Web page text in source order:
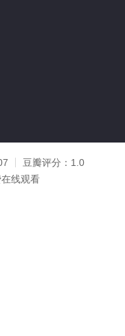
豆瓣评分： 1.0
线观看